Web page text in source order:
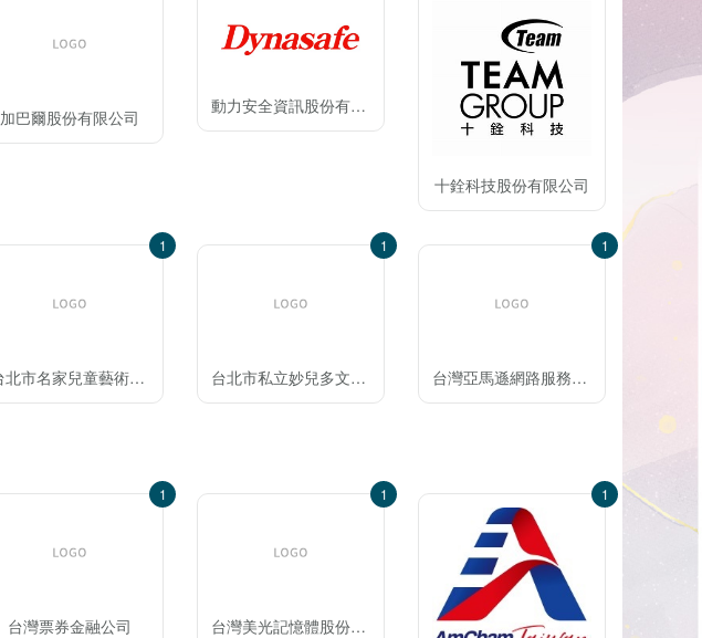
加巴爾股份有限公司
動力安全資訊股份有限公司
十銓科技股份有限公司
台北市名家兒童藝術推廣協會
1
台北市私立妙兒多文理技藝短期習班
1
台灣亞馬遜網路服務有限公司
1
台灣票券金融公司
1
台灣美光記憶體股份有限公司
1 1